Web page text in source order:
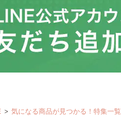
気になる商品が見つかる！特集一覧